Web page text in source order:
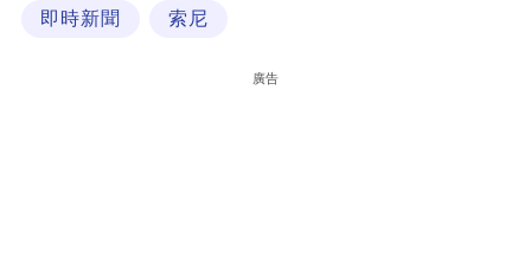
即時新聞 索尼
廣告